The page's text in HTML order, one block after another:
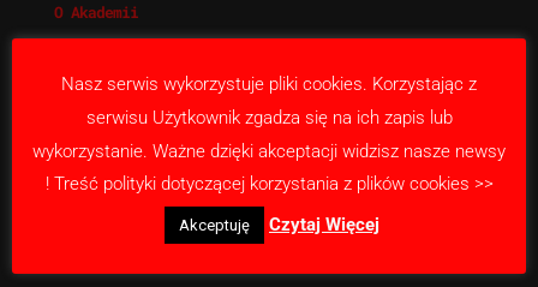
O Akademii
Nasza misja
Kontakt
Nasze projekty
RED BOX Junior Liga
Nasz serwis wykorzystuje pliki cookies. Korzystając z
serwisu Użytkownik zgadza się na ich zapis lub
wykorzystanie. Ważne dzięki akceptacji widzisz nasze newsy
! Treść polityki dotyczącej korzystania z plików cookies >>
Akceptuję Czytaj Więcej